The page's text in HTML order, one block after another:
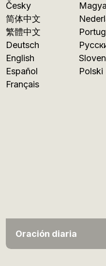
Česky
简体中文
繁體中文
Deutsch
English
Español
Français
Polski
Oración diaria